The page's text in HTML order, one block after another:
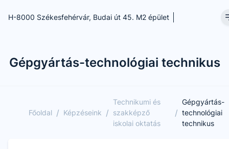
H-8000 Székesfehérvár, Budai út 45. M2 épület
Gépgyártás-technológiai technikus
Főoldal / Képzéseink /
Technikumi és
szakképző
iskolai oktatás
/
Gépgyártás-
technológiai
technikus